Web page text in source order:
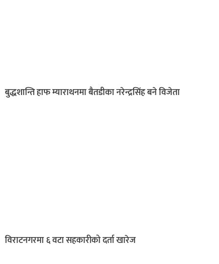
बुद्धशान्ति हाफ म्याराथनमा बैतडीका नरेन्द्रसिंह बने विजेता
विराटनगरमा ६ वटा सहकारीको दर्ता खारेज